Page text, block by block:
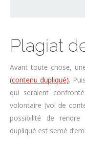
Plagiat
Avant toute chose,
(contenu dupliqué).
qui seraient
volontaire (vol de
possibilité de rendre
dupliqué est semé